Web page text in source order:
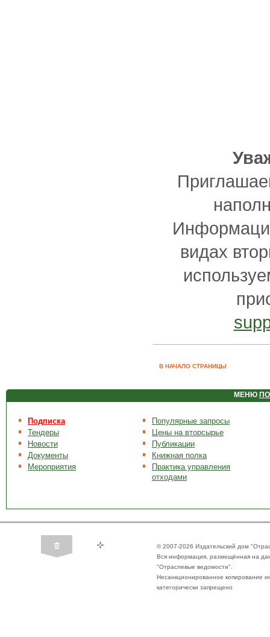
видах
В НАЧАЛО СТРАНИЦЫ
МЕНЮ
Подписка
Тендеры
Новости
Документы
Мероприятия
Популярные запросы
Цены на вторсырье
Публикации
Книжная полка
Практика управления
отходами
© 2007-2026 Издательский дом
Вся информация, размещённая на
"Отраслевые ведомости".
Несанкционированное копирование
категорически запрещено